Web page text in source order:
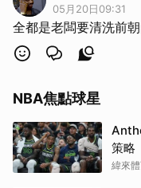
05月20日09:31
全都是老闆要清洗前
NBA焦點球星
策略
緯來